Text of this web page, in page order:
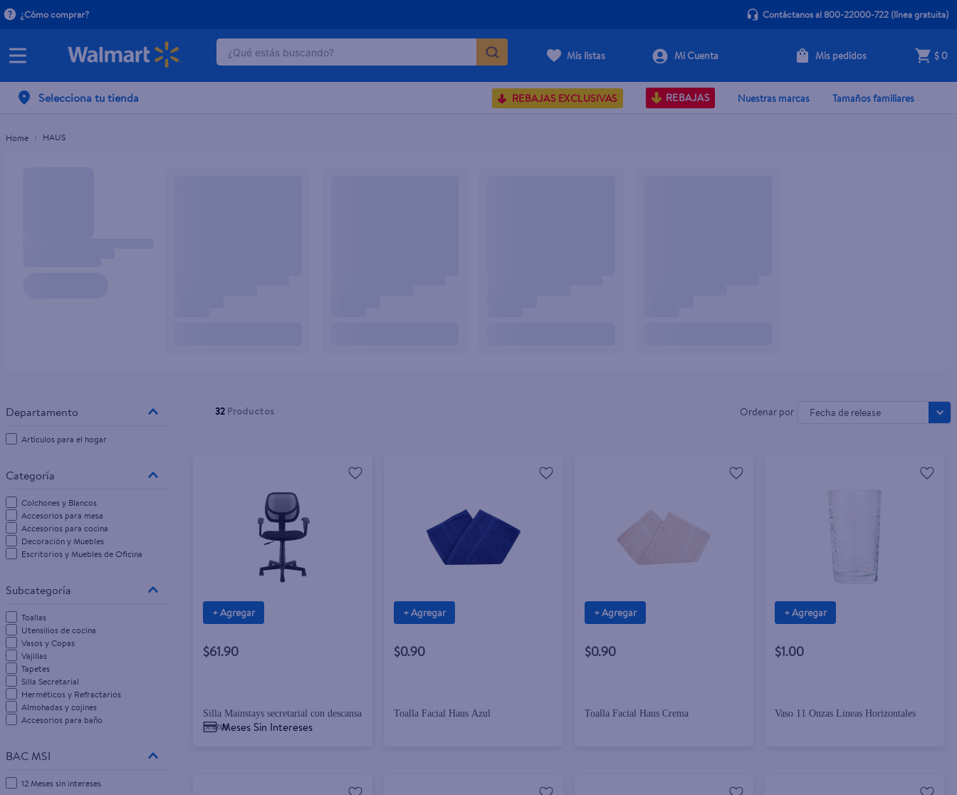
¿Cómo comprar? Contáctanos al 800-22000-722(línea gratuita)
¿Qué estás buscando?
Mis listas Mis pedidos $ 0
Selecciona tu tienda REBAJAS EXCLUSIVAS REBAJAS Nuestras marcas Tamaños familiares
HAUS
Artículos para el hogar
Colchones y Blancos
Accesorios para mesa
Accesorios para cocina
Decoración y Muebles
Escritorios y Muebles de Oficina
Toallas
Utensilios de cocina
Vasos y Copas
Vajillas
Tapetes
Silla Secretarial
Herméticos y Refractarios
Almohadas y cojines
Accesorios para baño
BAC MSI
12 Meses sin intereses
32 Productos Fecha de release
+ Agregar
$61.90
Silla Mainstays secretarial con descansa
brazosMeses Sin Intereses
+ Agregar
$0.90
Toalla Facial Haus Azul
+ Agregar
$0.90
Toalla Facial Haus Crema
+ Agregar
$1.00
Vaso 11 Onzas Lineas Horizontales